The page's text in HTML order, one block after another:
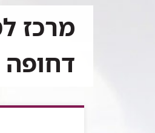
מרכז
דחופה